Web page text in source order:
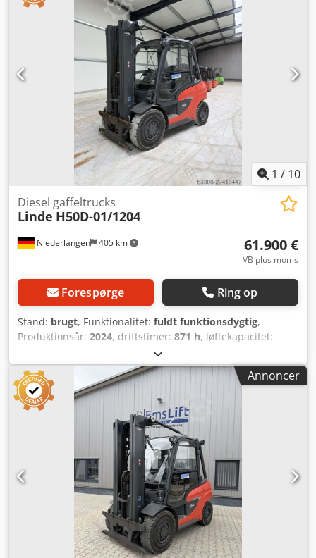
Ue Hoha Sideforskydning, gaffelspreder, 3. ventil, 4. ventil,
varme, partikelfilter, fuld kabine,
1 / 10
Niederlangen 405 km
Diesel gaffeltrucks
Linde H50D-01/1204
61.900 €
VB plus moms
Forespørge Ring op
Stand: brugt, Funktionalitet: fuldt funktionsdygtig,
Produktionsår: 2024, driftstimer: 871 h, løftekapacitet:
4.760 mm
mastetype:triplex, bygningshøjde:2.580 mm, drivtype:
Diesel, Diesel gaffeltruck Masttype: Triplex Stand: Klar til
brug og fuldt funktionsdygtig Teknisk stand: meget god
Csdpfxozpcc De Ag Hsha 3. ventil, 4. ventil, varme,
partikel-/dieselpartikelfilter, fuldt lukket kabine,
Annoncer